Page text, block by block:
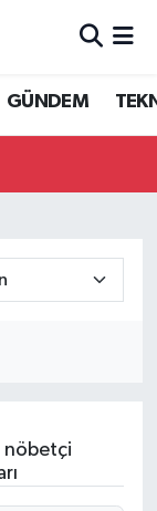
GÜNDEM
nöbetçi